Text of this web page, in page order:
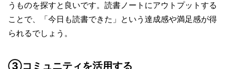
うものを探すと良いです。読書ノートにアウトプットする
ことで、「今日も読書できた」という達成感や満足感が得
られるでしょう。
③コミュニティを活用する